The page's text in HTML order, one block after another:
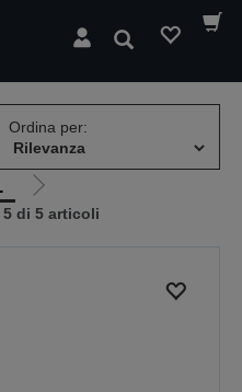
Cerca
Ordina per:
Vai
alla
di 5 articoli